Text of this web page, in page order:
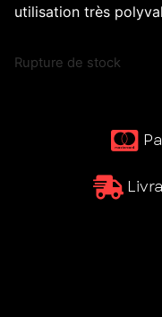
utilisation très
Rupture de stock